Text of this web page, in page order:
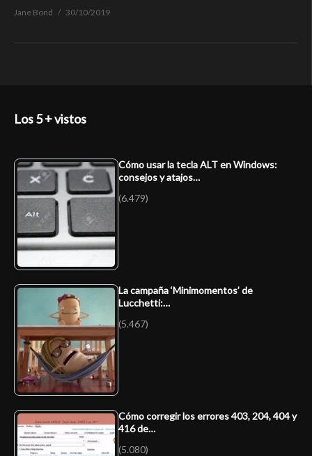
Jane Bond 30/10/2019
Los 5 + vistos
Cómo usar la tecla ALT en Windows:
consejos y atajos…
(6.479)
La campaña ‘Minimomentos’ de
Lucchetti:…
(5.467)
Cómo corregir los errores 403, 204, 404 y
416 de…
(5.080)